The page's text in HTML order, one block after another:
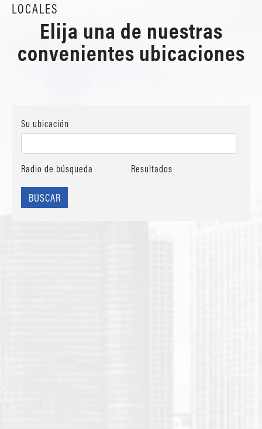
LOCALES
Elija una de nuestras
convenientes ubicaciones
Su ubicación
Radio de búsqueda Resultados